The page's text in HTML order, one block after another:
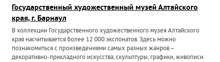
Государственный художественный музей Алтайского
края, г. Барнаул
В коллекции Государственного художественного музея Алтайского
края насчитывается более 12 000 экспонатов. Здесь можно
познакомиться с произведениями самых разных жанров –
декоративно-прикладного искусства, скульптуры, графики, живописи.